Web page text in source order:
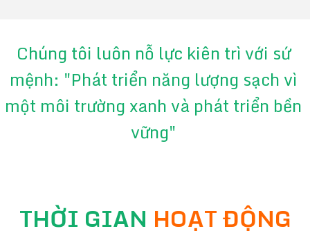
Chúng tôi luôn nỗ lực kiên trì với sứ
mệnh: "Phát triển năng lượng sạch vì
một môi trường xanh và phát triển bền
vững"
THỜI GIAN HOẠT ĐỘNG